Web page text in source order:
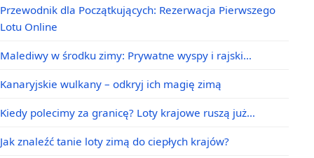
Przewodnik dla Początkujących: Rezerwacja Pierwszego
Lotu Online
Malediwy w środku zimy: Prywatne wyspy i rajski…
Kanaryjskie wulkany – odkryj ich magię zimą
Kiedy polecimy za granicę? Loty krajowe ruszą już…
Jak znaleźć tanie loty zimą do ciepłych krajów?